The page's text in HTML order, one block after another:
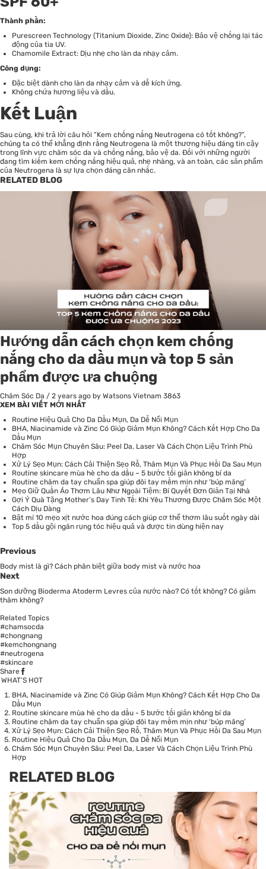
Thành phần:
Purescreen Technology (Titanium Dioxide, Zinc Oxide): Bảo vệ chống lại tác
động của tia UV.
Chamomile Extract: Dịu nhẹ cho làn da nhạy cảm.
Công dụng:
Đặc biệt dành cho làn da nhạy cảm và dễ kích ứng.
Không chứa hương liệu và dầu.
Kết Luận
Sau cùng, khi trả lời câu hỏi “Kem chống nắng Neutrogena có tốt không?”,
chúng ta có thể khẳng định rằng Neutrogena là một thương hiệu đáng tin cậy
trong lĩnh vực chăm sóc da và chống nắng, bảo vệ da. Đối với những người
đang tìm kiếm kem chống nắng hiệu quả, nhẹ nhàng, và an toàn, các sản phẩm
của Neutrogena là sự lựa chọn đáng cân nhắc.
RELATED BLOG
Hướng dẫn cách chọn kem chống
nắng cho da dầu mụn và top 5 sản
phẩm được ưa chuộng
Chăm Sóc Da / 2 years ago by Watsons Vietnam 3863
XEM BÀI VIẾT MỚI NHẤT
Routine Hiệu Quả Cho Da Dầu Mụn, Da Dễ Nổi Mụn
BHA, Niacinamide và Zinc Có Giúp Giảm Mụn Không? Cách Kết Hợp Cho Da
Dầu Mụn
Chăm Sóc Mụn Chuyên Sâu: Peel Da, Laser Và Cách Chọn Liệu Trình Phù
Hợp
Xử Lý Sẹo Mụn: Cách Cải Thiện Sẹo Rỗ, Thâm Mụn Và Phục Hồi Da Sau Mụn
Routine skincare mùa hè cho da dầu – 5 bước tối giản không bí da
Routine chăm da tay chuẩn spa giúp đôi tay mềm mịn như ‘búp măng’
Mẹo Giữ Quần Áo Thơm Lâu Như Ngoài Tiệm: Bí Quyết Đơn Giản Tại Nhà
Gợi Ý Quà Tặng Mother’s Day Tinh Tế: Khi Yêu Thương Được Chăm Sóc Một
Cách Dịu Dàng
Bật mí 10 mẹo xịt nước hoa đúng cách giúp cơ thể thơm lâu suốt ngày dài
Top 5 dầu gội ngăn rụng tóc hiệu quả và được tin dùng hiện nay
Previous
Body mist là gì? Cách phân biệt giữa body mist và nước hoa
Next
Son dưỡng Bioderma Atoderm Levres của nước nào? Có tốt không? Có giảm
thâm không?
Related Topics
#chamsocda
#chongnang
#kemchongnang
#neutrogena
#skincare
Share
WHAT’S HOT
BHA, Niacinamide và Zinc Có Giúp Giảm Mụn Không? Cách Kết Hợp Cho Da
Dầu Mụn
Routine skincare mùa hè cho da dầu - 5 bước tối giản không bí da
Routine chăm da tay chuẩn spa giúp đôi tay mềm mịn như ‘búp măng’
Xử Lý Sẹo Mụn: Cách Cải Thiện Sẹo Rỗ, Thâm Mụn Và Phục Hồi Da Sau Mụn
Routine Hiệu Quả Cho Da Dầu Mụn, Da Dễ Nổi Mụn
Chăm Sóc Mụn Chuyên Sâu: Peel Da, Laser Và Cách Chọn Liệu Trình Phù
Hợp
RELATED BLOG